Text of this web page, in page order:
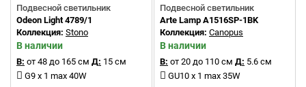
Подвесной светильник
Odeon Light 4789/1
Коллекция: Stono
В наличии
В: от 48 до 165 см Д: 15 см
G9 x 1 max 40W
Подвесной светильник
Arte Lamp A1516SP-1BK
Коллекция: Canopus
В наличии
В: от 20 до 110 см Д: 5.6 см
GU10 x 1 max 35W